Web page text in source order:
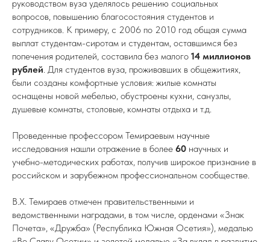
руководством вуза уделялось решению социальных
вопросов, повышению благосостояния студентов и
сотрудников. К примеру, с 2006 по 2010 год общая сумма
выплат студентам-сиротам и студентам, оставшимся без
попечения родителей, составила без малого 14 миллионов
рублей. Для студентов вуза, проживавших в общежитиях,
были созданы комфортные условия: жилые комнаты
оснащены новой мебелью, обустроены кухни, санузлы,
душевые комнаты, столовые, комнаты отдыха и т.д.
Проведенные профессором Темираевым научные
исследования нашли отражение в более 60 научных и
учебно-методических работах, получив широкое признание в
российском и зарубежном профессиональном сообществе.
В.Х. Темираев отмечен правительственными и
ведомственными наградами, в том числе, орденами «Знак
Почета», «Дружба» (Республика Южная Осетия»), медалью